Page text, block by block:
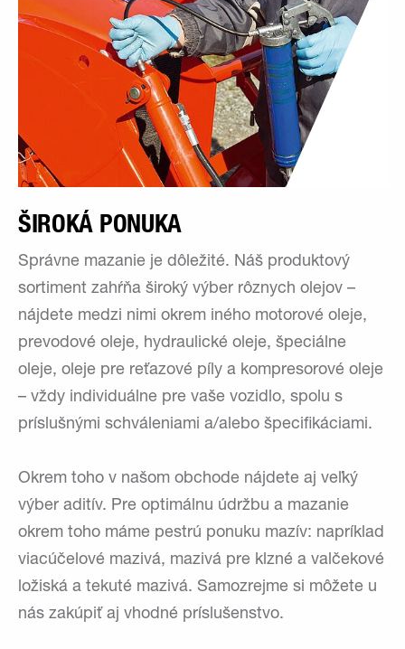
ŠIROKÁ PONUKA
Správne mazanie je dôležité. Náš produktový
sortiment zahŕňa široký výber rôznych olejov –
nájdete medzi nimi okrem iného motorové oleje,
prevodové oleje, hydraulické oleje, špeciálne
oleje, oleje pre reťazové píly a kompresorové oleje
– vždy individuálne pre vaše vozidlo, spolu s
príslušnými schváleniami a/alebo špecifikáciami.
Okrem toho v našom obchode nájdete aj veľký
výber aditív. Pre optimálnu údržbu a mazanie
okrem toho máme pestrú ponuku mazív: napríklad
viacúčelové mazivá, mazivá pre klzné a valčekové
ložiská a tekuté mazivá. Samozrejme si môžete u
nás zakúpiť aj vhodné príslušenstvo.